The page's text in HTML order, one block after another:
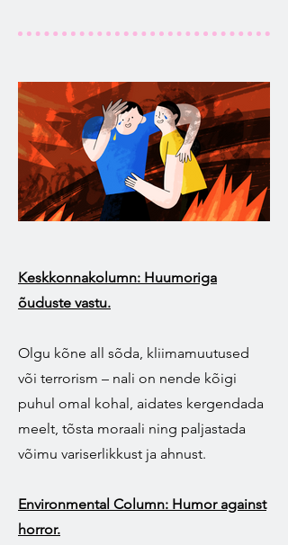
Keskkonnakolumn: Huumoriga
õuduste vastu.
Olgu kõne all sõda, kliimamuutused
või terrorism – nali on nende kõigi
puhul omal kohal, aidates kergendada
meelt, tõsta moraali ning paljastada
võimu variserlikkust ja ahnust.
Environmental Column: Humor against
horror.